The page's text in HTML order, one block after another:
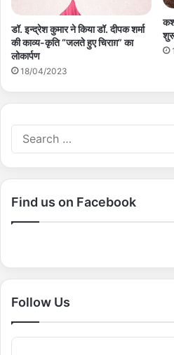
डॉ. इन्द्रेश कुमार ने किया डॉ. दीपक शर्मा
की काव्य-कृति “जलते हुए चिराग़” का
लोकार्पण
18/04/2023
Find us on Facebook
Follow Us